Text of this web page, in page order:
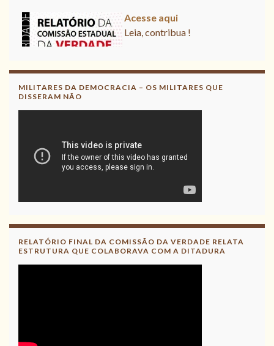
Leia, contribua !
MILITARES DA DEMOCRACIA – OS MILITARES QUE
DISSERAM NÃO
RELATÓRIO FINAL DA COMISSÃO DA VERDADE RELATA
ESTRUTURA QUE COLABORAVA COM A DITADURA